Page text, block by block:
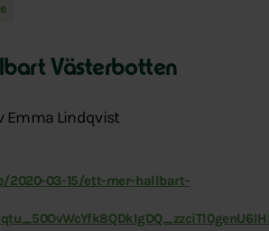
Västerbotten
Emma Lindqvist
2020-03-15/ett-mer-hallbart-